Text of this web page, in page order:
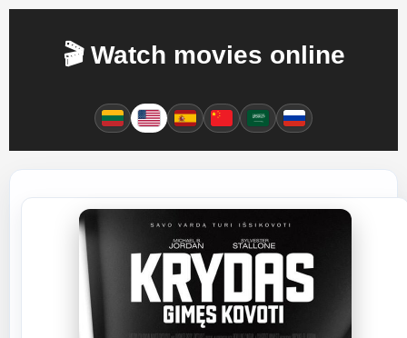
🎬 Watch movies online